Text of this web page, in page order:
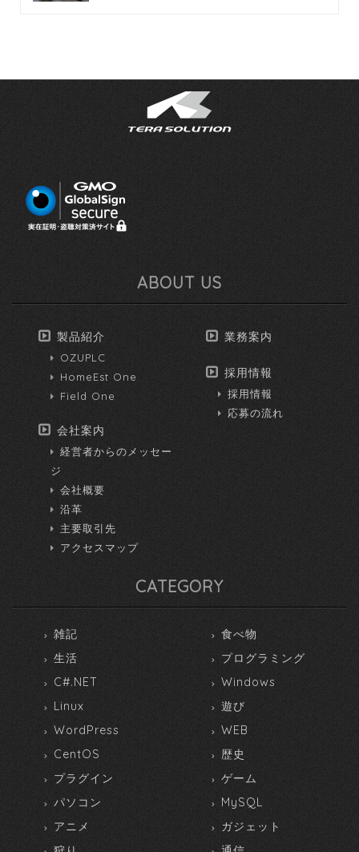
ABOUT US
製品紹介
OZUPLC
HomeEst One
Field One
会社案内
経営者からのメッセー
ジ
会社概要
沿革
主要取引先
アクセスマップ
業務案内
採用情報
採用情報
応募の流れ
CATEGORY
雑記
食べ物
生活
プログラミング
C#.NET
Windows
Linux
遊び
WordPress
WEB
CentOS
歴史
プラグイン
ゲーム
パソコン
MySQL
アニメ
ガジェット